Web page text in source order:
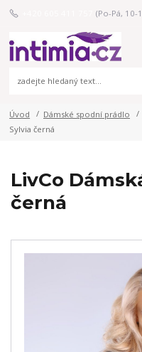
(Po-Pá, 10-
Úvod Dámské spodní prádlo
Sylvia černá
LivCo
černá